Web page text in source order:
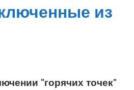
из
"горячих точек"